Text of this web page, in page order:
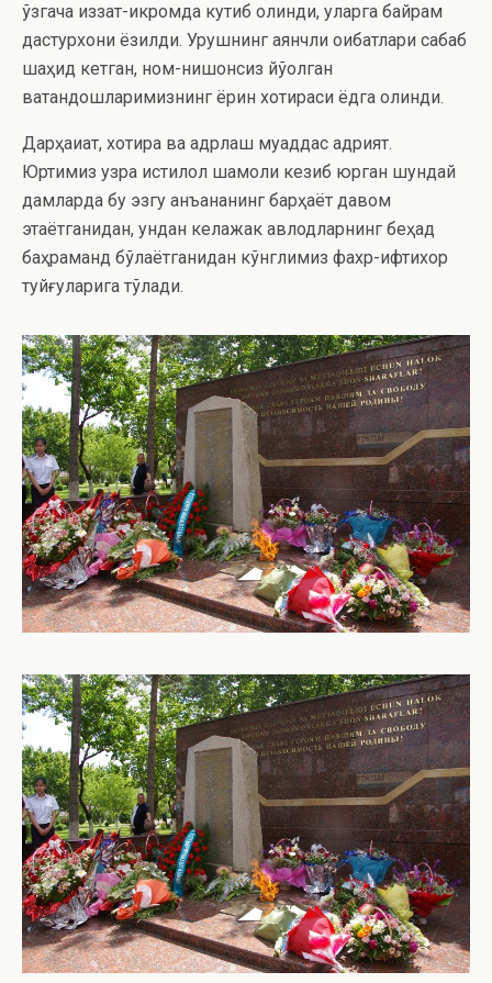
ўзгача иззат-икромда кутиб олинди, уларга байрам
дастурхони ёзилди. Урушнинг аянчли оқибатлари сабаб
шаҳид кетган, ном-нишонсиз йўқолган
ватандошларимизнинг ёрқин хотираси ёдга олинди.
Дарҳақиқат, хотира ва қадрлаш муқаддас қадрият.
Юртимиз узра истиқлол шамоли кезиб юрган шундай
дамларда бу эзгу анъананинг барҳаёт давом
этаётганидан, ундан келажак авлодларнинг беҳад
баҳраманд бўлаётганидан кўнглимиз фахр-ифтихор
туйғуларига тўлади.